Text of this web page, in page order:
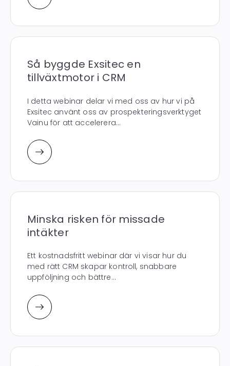
Så byggde Exsitec en
tillväxtmotor i CRM
I detta webinar delar vi med oss av hur vi på
Exsitec använt oss av prospekteringsverktyget
Vainu för att accelerera...
Minska risken för missade
intäkter
Ett kostnadsfritt webinar där vi visar hur du
med rätt CRM skapar kontroll, snabbare
uppföljning och bättre...